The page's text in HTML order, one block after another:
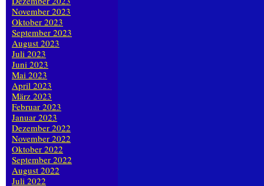
November 2023
Oktober 2023
September 2023
August 2023
Juli 2023
Juni 2023
Mai 2023
April 2023
März 2023
Februar 2023
Januar 2023
Dezember 2022
November 2022
Oktober 2022
September 2022
August 2022
Juli 2022